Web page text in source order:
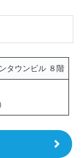
タウンビル ８階